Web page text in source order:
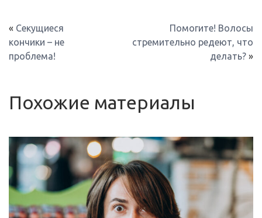
« Секущиеся
кончики – не
проблема!
Помогите! Волосы
стремительно редеют, что
делать? »
Похожие материалы